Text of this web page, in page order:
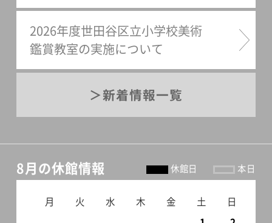
2026年度世田谷区立小学校美術
鑑賞教室の実施について
新着情報一覧
8月の休館情報 休館日 本日
月 火 水 木 金 土 日